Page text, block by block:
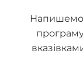
Напишемо